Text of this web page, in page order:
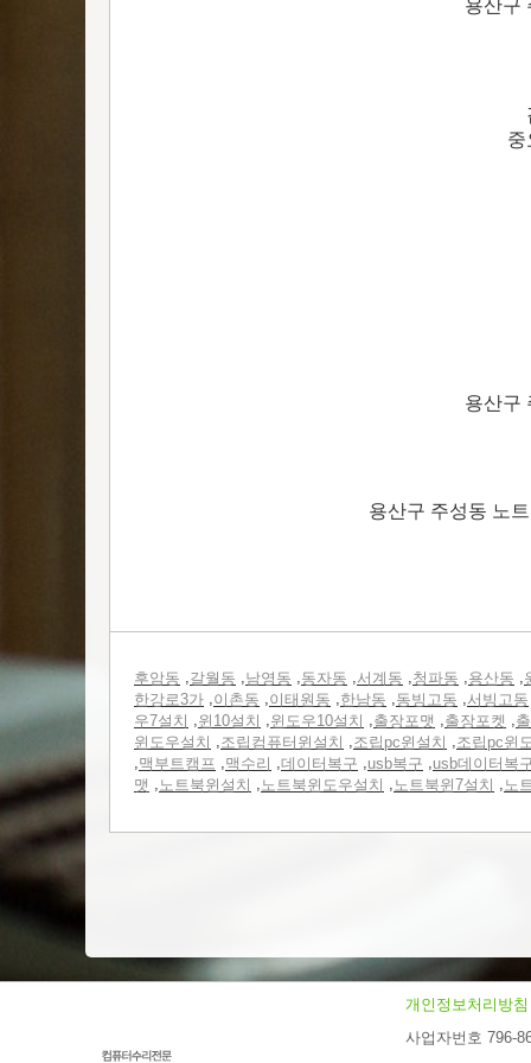
용산구
중
용산구
용산구 주성동 노
후암동 ,갈월동 ,남영동 ,동자동 ,서계동 ,청파동 ,용산동 ,
한강로3가 ,이촌동 ,이태원동 ,한남동 ,동빙고동 ,서빙고동
우7설치 ,윈10설치 ,윈도우10설치 ,출장포맷 ,출장포켓 ,
윈도우설치 ,조립컴퓨터윈설치 ,조립pc윈설치 ,조립pc윈
,맥부트캠프 ,맥수리 ,데이터복구 ,usb복구 ,usb데이터복
맷 ,노트북윈설치 ,노트북윈도우설치 ,노트북윈7설치 ,노
개인정보처리방침
사업자번호 796-